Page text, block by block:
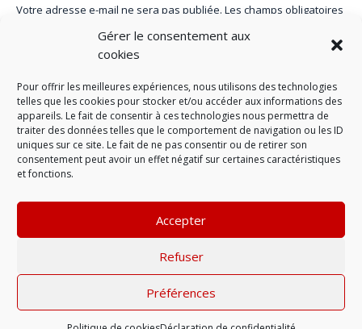
Gérer le consentement aux
cookies
Pour offrir les meilleures expériences, nous utilisons des technologies
telles que les cookies pour stocker et/ou accéder aux informations des
appareils. Le fait de consentir à ces technologies nous permettra de
traiter des données telles que le comportement de navigation ou les ID
uniques sur ce site. Le fait de ne pas consentir ou de retirer son
consentement peut avoir un effet négatif sur certaines caractéristiques
et fonctions.
Accepter
Refuser
Préférences
Votre adresse e-mail ne sera pas publiée. Les champs obligatoires
LAISSER UN COMMENTAIRE
Mentions légales| © 2022 |Politique de
confidentialité